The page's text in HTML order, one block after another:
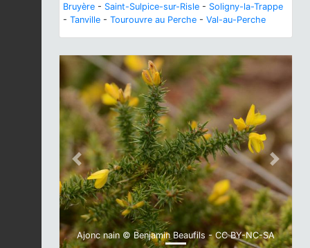
Bruyère - Saint-Sulpice-sur-Risle - Soligny-la-Trappe
- Tanville - Tourouvre au Perche - Val-au-Perche
Ajonc nain © Benjamin Beaufils - CC BY-NC-SA
Previous Next